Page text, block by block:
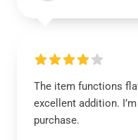
The item functions
excellent addition.
purchase.